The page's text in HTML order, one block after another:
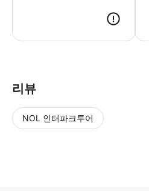
리뷰
NOL 인터파크투어